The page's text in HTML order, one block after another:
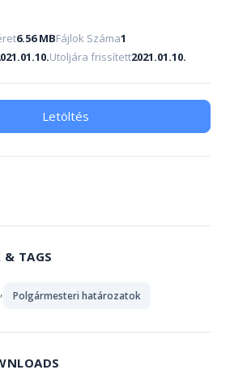
6.56 MBFájlok Száma1
Utoljára frissített2021.01.10.
Letöltés
& TAGS
, Polgármesteri határozatok